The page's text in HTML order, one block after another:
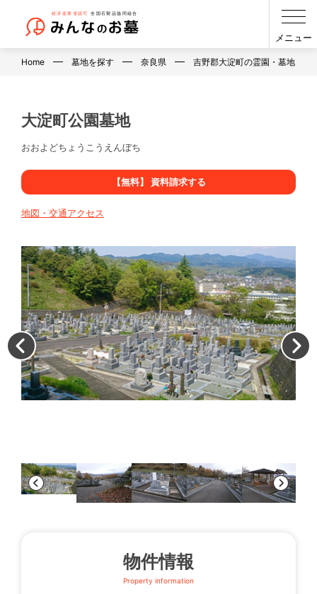
メニュー
Home 墓地を探す 奈良県 吉野郡大淀町の霊園・墓地・お
大淀町公園墓地
おおよどちょうこうえんぼち
【無料】 資料請求する
地図・交通アクセス
物件情報
Property information